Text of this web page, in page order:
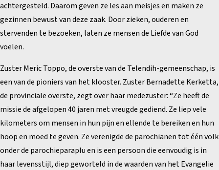
achtergesteld. Daarom geven ze les aan meisjes en maken ze
gezinnen bewust van deze zaak. Door zieken, ouderen en
stervenden te bezoeken, laten ze mensen de Liefde van God
voelen.
Zuster Meric Toppo, de overste van de Telendih-gemeenschap, is
een van de pioniers van het klooster. Zuster Bernadette Kerketta,
de provinciale overste, zegt over haar medezuster: “Ze heeft de
missie de afgelopen 40 jaren met vreugde gediend. Ze liep vele
kilometers om mensen in hun pijn en ellende te bereiken en hun
hoop en moed te geven. Ze verenigde de parochianen tot één volk
onder de parochieparaplu en is een persoon die eenvoudig is in
haar levensstijl, diep geworteld in de waarden van het Evangelie